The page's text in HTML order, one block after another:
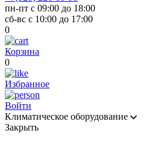
пн-пт с 09:00 до 18:00
сб-вс с 10:00 до 17:00
0
Корзина
0
Избранное
Войти
Климатическое оборудование
Закрыть